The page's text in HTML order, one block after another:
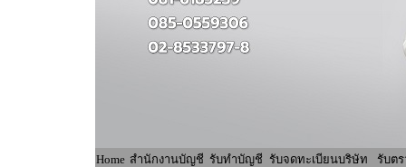
Home สำนักงานบัญชี รับทำบัญชี รับจดทะเบียนบริษัท รับต